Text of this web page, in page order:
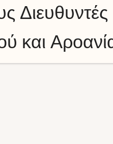
Διευθυντές
και